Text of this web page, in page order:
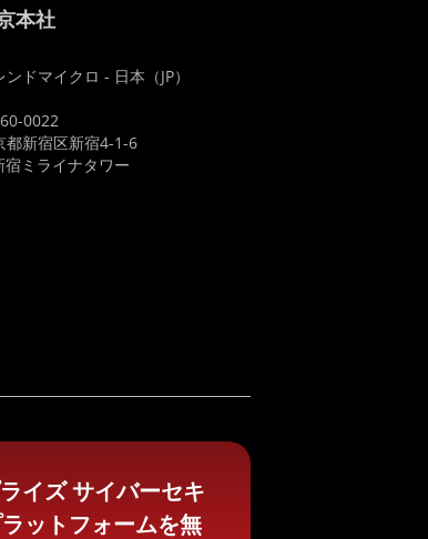
本社
ンドマイクロ - 日本（JP）
0022
都新宿区新宿4-1-6
宿ミライナタワー
イズ サイバーセキ
ットフォームを無